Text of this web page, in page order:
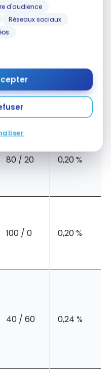
d'audience
Réseaux sociaux
60 / 40
80 / 20 0,20 %
100 / 0 0,20 %
40 / 60 0,24 %